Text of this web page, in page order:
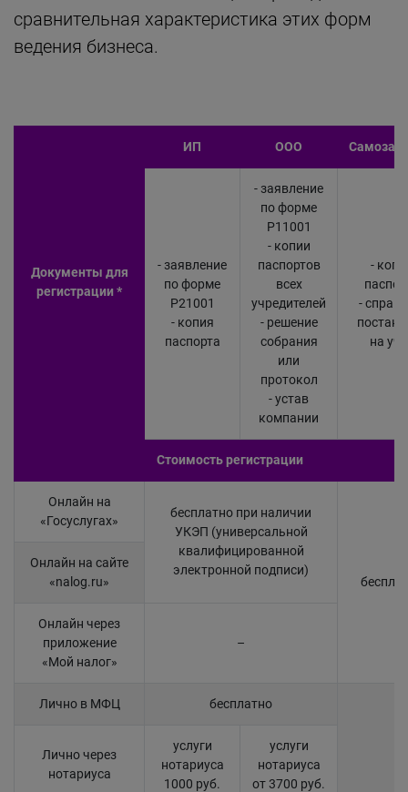
сравнительная характеристика этих форм
ведения бизнеса.
Документы для
регистрации *
ИП ООО
- заявление
по форме
Р21001
- копия
паспорта
- заявление
по форме
Р11001
- копии
паспортов
всех
учредителей
- решение
собрания
или
протокол
- устав
компании
-
-
на
Стоимость регистрации
Онлайн на
«Госуслугах»
бесплатно при наличии
УКЭП (универсальной
квалифицированной
электронной подписи)
Онлайн на сайте
«nalog.ru»
Онлайн через
приложение
«Мой налог»
–
Лично в МФЦ бесплатно
Лично через
нотариуса
услуги
нотариуса
1000 руб.
услуги
нотариуса
от 3700 руб.